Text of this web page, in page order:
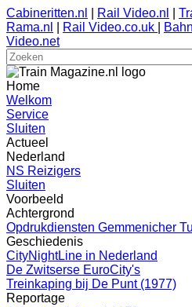
Cabineritten.nl Rail Video.nl
Rama.nl
Rail Video.co.uk
Video.net
Home
Welkom
Service
Sluiten
Actueel
Nederland
NS Reizigers
Sluiten
Voorbeeld
Achtergrond
Opdrukdiensten Gemmenicher
Geschiedenis
CityNightLine in Nederland
De Zwitserse EuroCity's
Treinkaping bij De Punt (1977)
Reportage